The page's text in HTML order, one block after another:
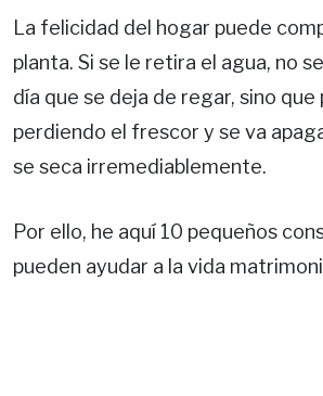
La felicidad del hogar puede
planta. Si se le retira el agua, no
día que se deja de regar, sino que
perdiendo el frescor y se va
se seca irremediablemente.
Por ello, he aquí 10 pequeños
pueden ayudar a la vida